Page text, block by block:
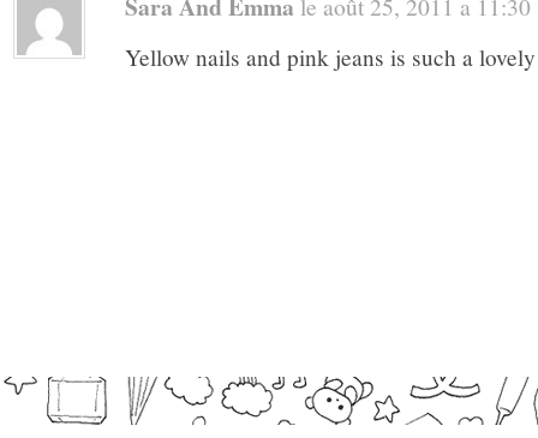
Yellow nails and pink jeans is such a